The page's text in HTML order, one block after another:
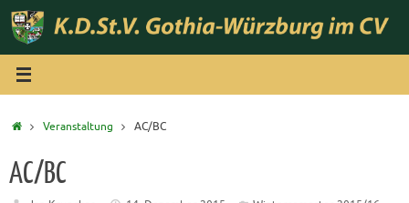
Zum
Inhalt
springen
StartVeranstaltung AC/BC
AC/BC